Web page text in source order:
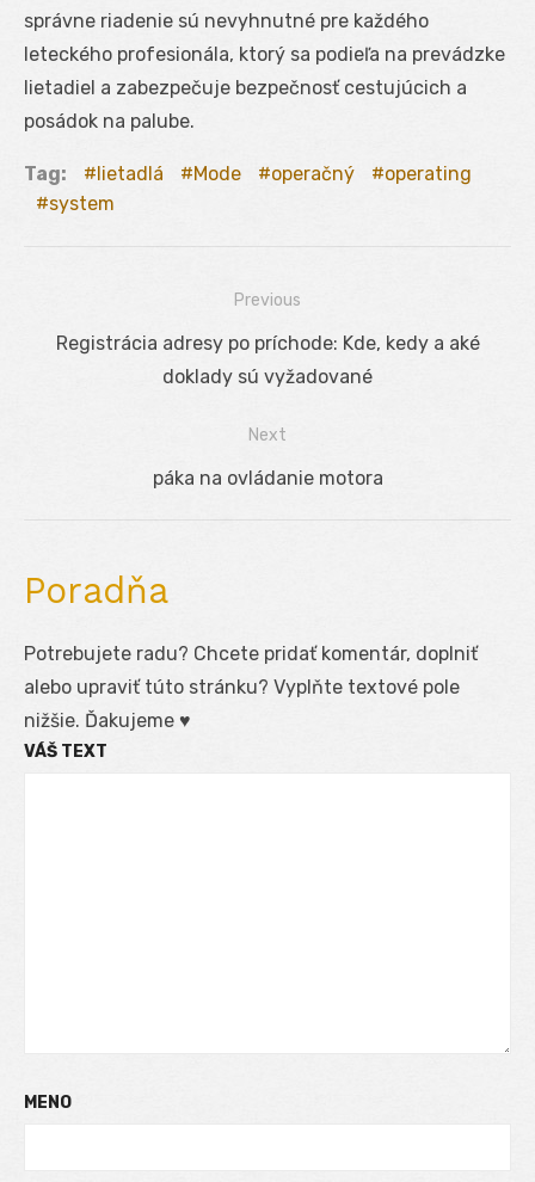
správne riadenie sú nevyhnutné pre každého
leteckého profesionála, ktorý sa podieľa na prevádzke
lietadiel a zabezpečuje bezpečnosť cestujúcich a
posádok na palube.
Tag: lietadlá Mode operačný
operating
system
Navigácia
Previous
Previous
Registrácia adresy po príchode: Kde, kedy a aké
doklady sú vyžadované
Next
Next
páka na ovládanie motora
Poradňa
Potrebujete radu? Chcete pridať komentár, doplniť
alebo upraviť túto stránku? Vyplňte textové pole
nižšie. Ďakujeme ♥
VÁŠ TEXT
MENO